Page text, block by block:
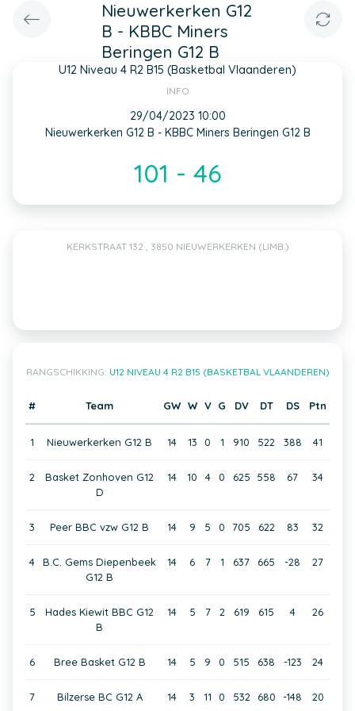
Nieuwerkerken G12
B - KBBC Miners
Beringen G12 B
U12 Niveau 4 R2 B15 (Basketbal Vlaanderen)
INFO
29/04/2023 10:00
Nieuwerkerken G12 B - KBBC Miners Beringen G12 B
101 - 46
KERKSTRAAT 132 , 3850 NIEUWERKERKEN (LIMB.)
RANGSCHIKKING: U12 NIVEAU 4 R2 B15 (BASKETBAL VLAANDEREN)
# Team GW W V G DV DT DS Ptn
1 Nieuwerkerken G12 B 14 13 0 1 910 522 388 41
2
Basket Zonhoven G12
D
14 10 4 0 625 558 67 34
3 Peer BBC vzw G12 B 14 9 5 0 705 622 83 32
4
B.C. Gems Diepenbeek
G12 B
14 6 7 1 637 665 -28 27
5
Hades Kiewit BBC G12
B
14 5 7 2 619 615 4 26
6 Bree Basket G12 B 14 5 9 0 515 638 -123 24
7 Bilzerse BC G12 A 14 3 11 0 532 680 -148 20